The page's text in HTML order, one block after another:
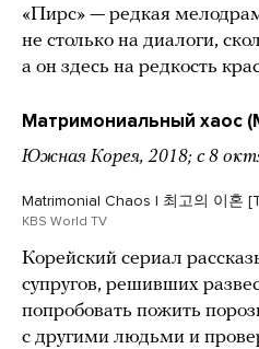
«Пирс» — редкая
не столько на диалоги,
а он здесь на редкость
Матримониальный хаос
Южная Корея, 2018; с 8
Matrimonial Chaos | 최고의 이혼
KBS World TV
Корейский сериал
супругов, решивших
попробовать пожить
с другими людьми и